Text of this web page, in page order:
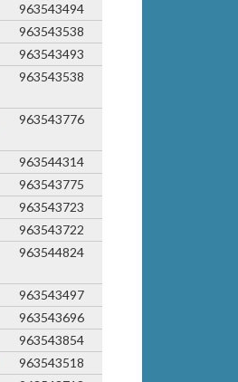
963543494
963543538
963543493
963543538
963543776
963544314
963543775
963543723
963543722
963544824
963543497
963543696
963543854
963543518